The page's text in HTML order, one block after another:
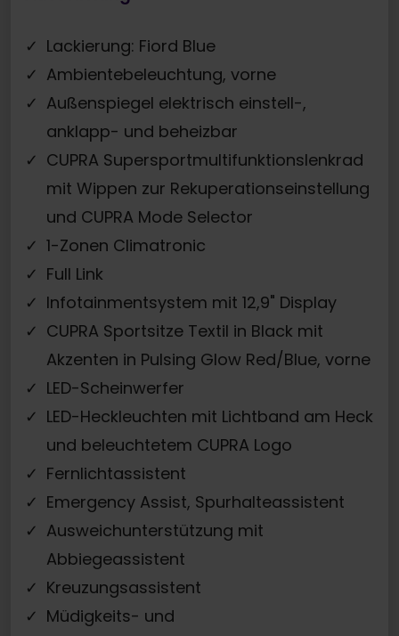
Lackierung: Fiord Blue
Ambientebeleuchtung, vorne
Außenspiegel elektrisch einstell-,
anklapp- und beheizbar
CUPRA Supersportmultifunktionslenkrad
mit Wippen zur Rekuperationseinstellung
und CUPRA Mode Selector
1-Zonen Climatronic
Full Link
Infotainmentsystem mit 12,9" Display
CUPRA Sportsitze Textil in Black mit
Akzenten in Pulsing Glow Red/Blue, vorne
LED-Scheinwerfer
LED-Heckleuchten mit Lichtband am Heck
und beleuchtetem CUPRA Logo
Fernlichtassistent
Emergency Assist, Spurhalteassistent
Ausweichunterstützung mit
Abbiegeassistent
Kreuzungsassistent
Müdigkeits- und